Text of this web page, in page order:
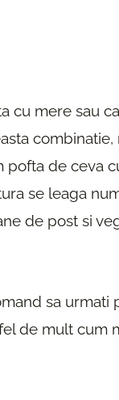
cu mere sau
de ceva
se leaga
de post si
sa
de mult cum